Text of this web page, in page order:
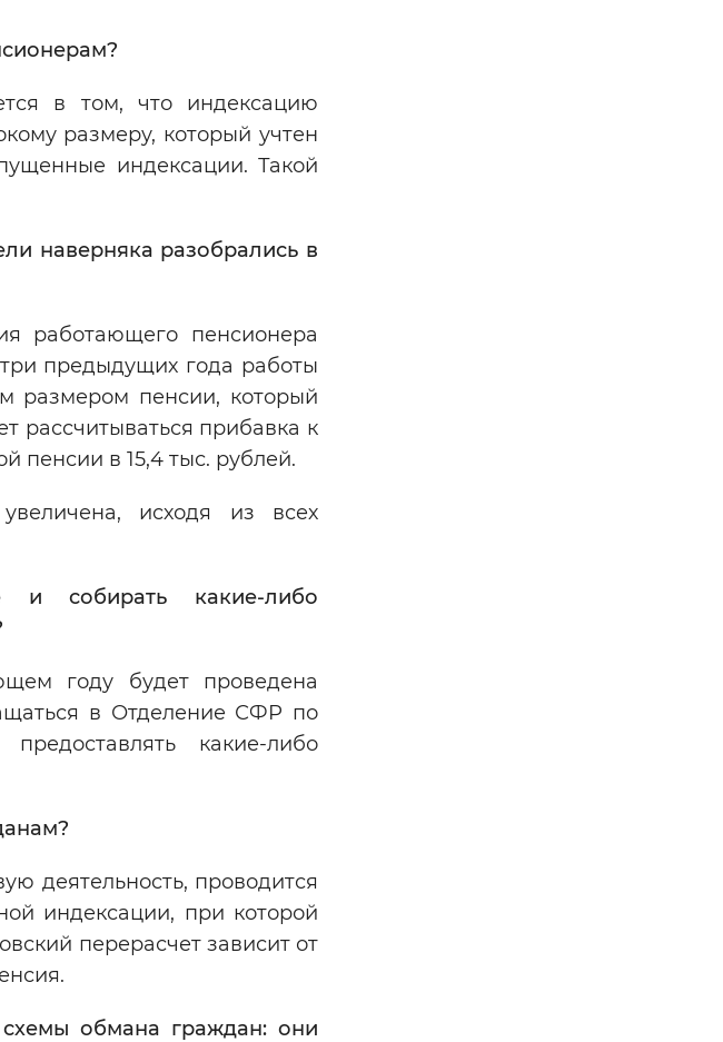
в том, что индексацию
размеру, который учтен
индексации. Такой
наверняка разобрались в
работающего пенсионера
предыдущих года работы
размером пенсии, который
рассчитываться прибавка к
пенсии в 15,4 тыс. рублей.
исходя из всех
и собирать какие-либо
году будет проведена
в Отделение СФР по
какие-либо
деятельность, проводится
индексации, при которой
перерасчет зависит от
обмана граждан: они